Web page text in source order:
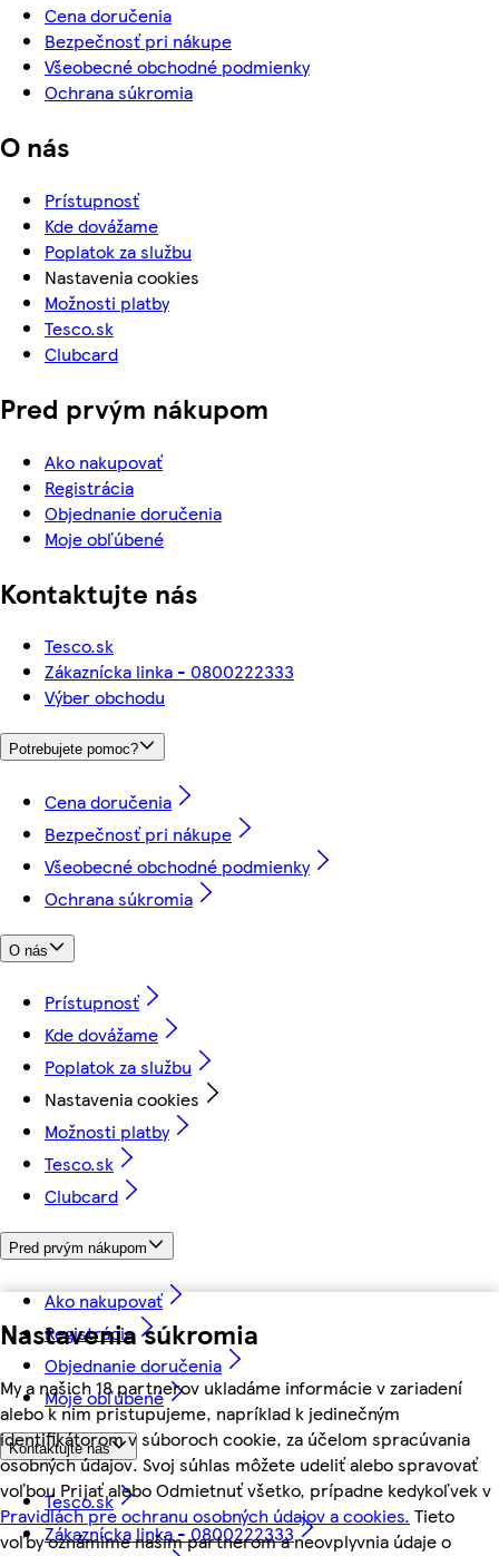
Nastavenia súkromia
My a našich 18 partnerov ukladáme informácie v zariadení
alebo k nim pristupujeme, napríklad k jedinečným
identifikátorom v súboroch cookie, za účelom spracúvania
osobných údajov. Svoj súhlas môžete udeliť alebo spravovať
voľbou Prijať alebo Odmietnuť všetko, prípadne kedykoľvek v
Pravidlách pre ochranu osobných údajov a cookies. Tieto
voľby oznámime našim partnerom a neovplyvnia údaje o
Cena doručenia
Bezpečnosť pri nákupe
Všeobecné obchodné podmienky
Ochrana súkromia
O nás
Prístupnosť
Kde dovážame
Poplatok za službu
Nastavenia cookies
Možnosti platby
Tesco.sk
Clubcard
Pred prvým nákupom
Ako nakupovať
Registrácia
Objednanie doručenia
Moje obľúbené
Kontaktujte nás
Tesco.sk
Zákaznícka linka - 0800222333
Výber obchodu
Potrebujete pomoc?
Cena doručenia
Bezpečnosť pri nákupe
Všeobecné obchodné podmienky
Ochrana súkromia
O nás
Prístupnosť
Kde dovážame
Poplatok za službu
Nastavenia cookies
Možnosti platby
Tesco.sk
Clubcard
Pred prvým nákupom
Ako nakupovať
Registrácia
Objednanie doručenia
Moje obľúbené
Kontaktujte nás
Tesco.sk
Zákaznícka linka - 0800222333